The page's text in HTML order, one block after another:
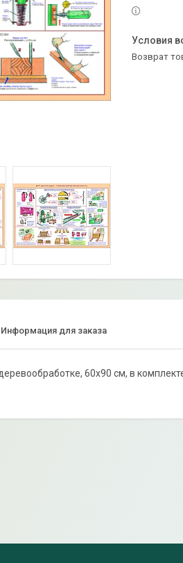
возврат
Информация для заказа
60х90 см, в